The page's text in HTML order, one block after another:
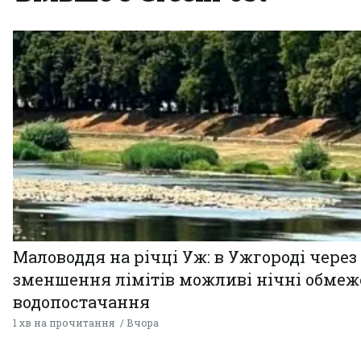
Маловоддя на річці Уж: в Ужгороді через
зменшення лімітів можливі нічні
водопостачання
1 хв на прочитання Вчора